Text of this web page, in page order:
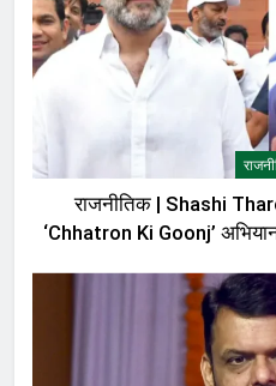
राजनीतिक | Shashi
‘Chhatron Ki Goonj’